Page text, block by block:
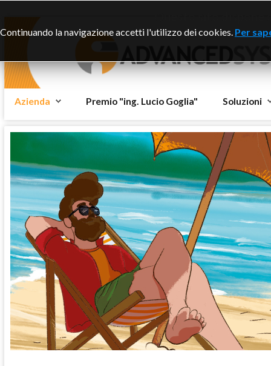
Azienda Premio "ing. Lucio Goglia" Soluzioni
Continuando la navigazione accetti l'utilizzo dei cookies. Per